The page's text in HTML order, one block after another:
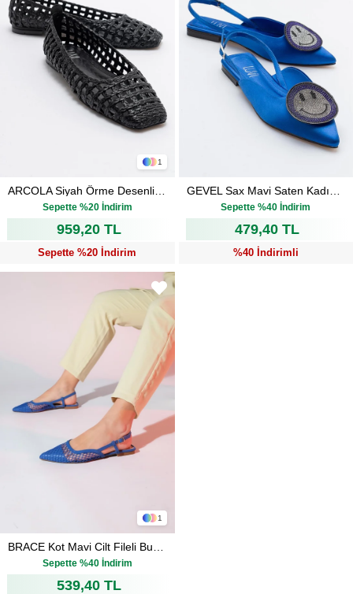
1
₺1.199,00
Sepette %20 İndirim
959,20 TL
Sepette %20 İndirim
₺799,00Sepette %40 İndirim
479,40 TL
%40 İndirimli
1
₺899,00Sepette %40 İndirim
539,40 TL